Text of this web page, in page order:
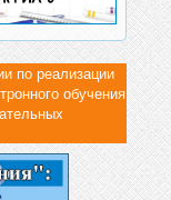
по реализации
обучения